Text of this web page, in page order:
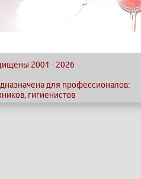
2001 - 2026
для профессионалов:
гигиенистов